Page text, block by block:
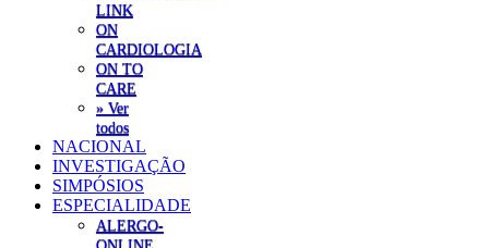
LINK
ON
CARDIOLOGIA
ON TO
CARE
» Ver
todos
NACIONAL
INVESTIGAÇÃO
SIMPÓSIOS
ESPECIALIDADE
ALERGO-